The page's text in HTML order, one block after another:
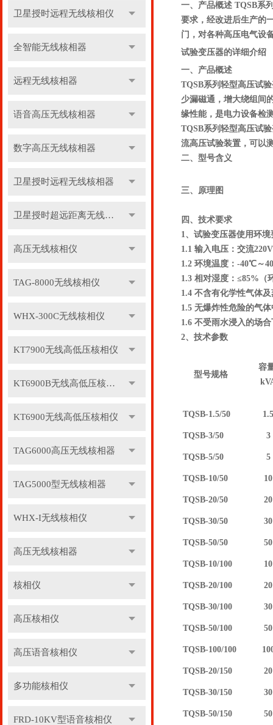
卫星授时远程无线核相仪
全智能无线核相器
远程无线核相器
语音高压无线核相器
数字高压无线核相器
卫星授时远程无线核相器
卫星授时超远距离无线核相器
高压无线核相仪
TAG-8000无线核相仪
WHX-300C无线核相仪
KT7900无线高低压核相仪
KT6900B无线高低压核相仪
KT6900无线高低压核相仪
TAG6000高压无线核相器
TAG5000型无线核相器
WHX-I无线核相仪
高压无线核相器
核相仪
高压核相仪
高压语音核相仪
多功能核相仪
FRD-10KV型语音核相仪
一、产品概述 TQSB系
要求，经改进后生产的
门，对各种高压电气设
试验变压器的详细介绍
一、产品概述
TQSB系列轻型高压试
少漏磁通，增大绕组间
缘性能，是电力设备检
TQSB系列轻型高压试
流高压试验装置，可以
二、型号含义
三、原理图
四、技术要求
1、试验变压器使用环境
1.1 输入电压：交流
1.2 环境温度：-40℃～
1.3 相对湿度：≤85%（
1.4 不含有化学性气体
1.5 无爆炸性危险的气
1.6 不受雨水浸入的场
2、技术参数
型号规格
容
TQSB-1.5/50 1.5
TQSB-3/50 3
TQSB-5/50 5
TQSB-10/50 10
TQSB-20/50 20
TQSB-30/50 30
TQSB-50/50 50
TQSB-10/100 10
TQSB-20/100 20
TQSB-30/100 30
TQSB-50/100 50
TQSB-100/100
TQSB-20/150 20
TQSB-30/150 30
TQSB-50/150 50